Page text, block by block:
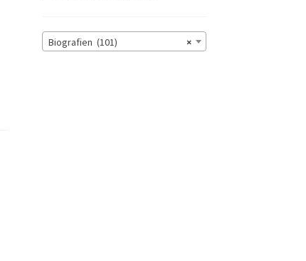
×
Biografien (101)